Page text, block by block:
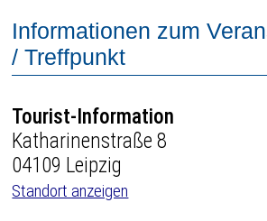
Informationen zum
/ Treffpunkt
Tourist-Information
Katharinenstraße 8
04109 Leipzig
Standort anzeigen